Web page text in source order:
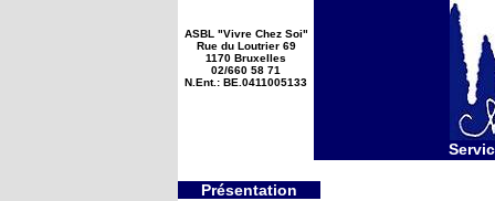
ASBL "Vivre Chez Soi"
Rue du Loutrier 69
1170 Bruxelles
02/660 58 71
N.Ent.: BE.0411005133
Présentation